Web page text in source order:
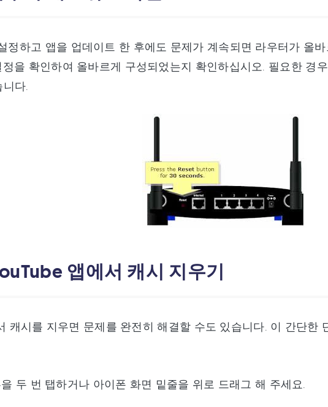
정하고 앱을 업데이트 한 후에도 문제가 계속되면 라우터가 올
을 확인하여 올바르게 구성되었는지 확인하십시오. 필요한 경
다.
앱에서 캐시 지우기
캐시를 지우면 문제를 완전히 해결할 수도 있습니다. 이 간단한
두 번 탭하거나 아이폰 화면 밑줄을 위로 드래그 해 주세요.